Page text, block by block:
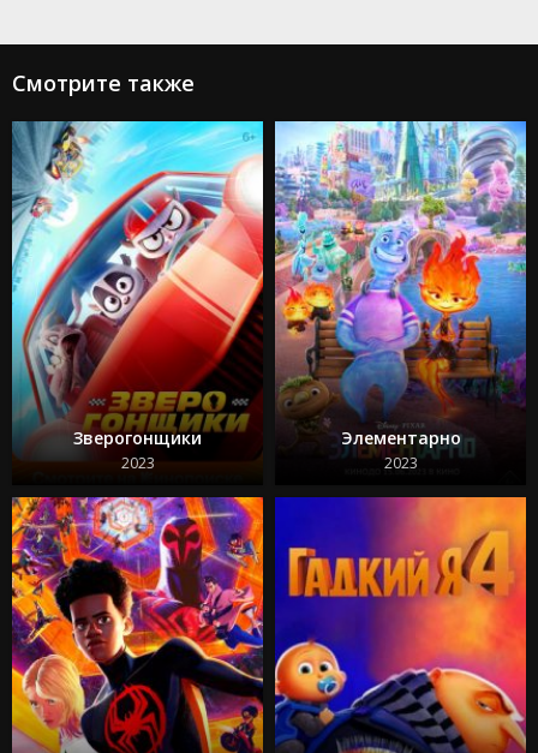
Смотрите также
Зверогонщики
2023
Элементарно
2023